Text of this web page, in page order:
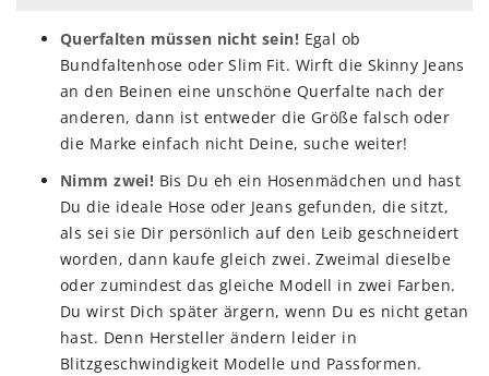
Querfalten müssen nicht sein! Egal ob
Bundfaltenhose oder Slim Fit. Wirft die Skinny Jeans
an den Beinen eine unschöne Querfalte nach der
anderen, dann ist entweder die Größe falsch oder
die Marke einfach nicht Deine, suche weiter!
Nimm zwei! Bis Du eh ein Hosenmädchen und hast
Du die ideale Hose oder Jeans gefunden, die sitzt,
als sei sie Dir persönlich auf den Leib geschneidert
worden, dann kaufe gleich zwei. Zweimal dieselbe
oder zumindest das gleiche Modell in zwei Farben.
Du wirst Dich später ärgern, wenn Du es nicht getan
hast. Denn Hersteller ändern leider in
Blitzgeschwindigkeit Modelle und Passformen.